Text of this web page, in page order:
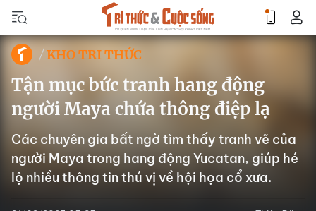
KHO TRI THỨC
Tận mục bức tranh hang động
người Maya chứa thông điệp lạ
Các chuyên gia bất ngờ tìm thấy tranh vẽ của
người Maya trong hang động Yucatan, giúp hé
lộ nhiều thông tin thú vị về hội họa cổ xưa.